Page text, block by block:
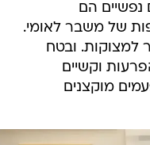
נפשיים הם
של משבר לאומי.
למצוקות. ובטח
וקשיים
מוקצנים